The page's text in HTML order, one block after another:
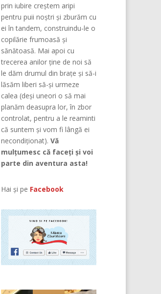
prin iubire creştem aripi
pentru puii noştri şi zburăm cu
ei în tandem, construindu-le o
copilărie frumoasă şi
sănătoasă. Mai apoi cu
trecerea anilor ține de noi să
le dăm drumul din braţe și să-i
lăsăm liberi să-și urmeze
calea (deşi uneori o să mai
planăm deasupra lor, în zbor
controlat, pentru a le reaminti
că suntem şi vom fi lângă ei
necondiţionat). Vă
mulțumesc că faceți și voi
parte din aventura asta!
Hai și pe Facebook